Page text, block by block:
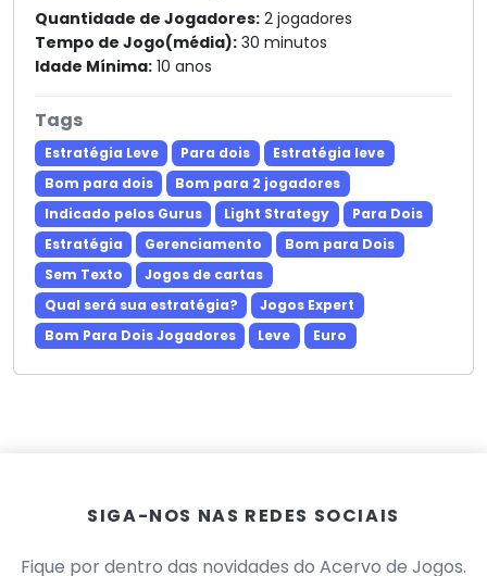
Quantidade de Jogadores: 2 jogadores
Tempo de Jogo(média): 30 minutos
Idade Mínima: 10 anos
Tags
Estratégia Leve Para dois
Estratégia leve
Bom para dois
Bom para 2 jogadores
Indicado pelos Gurus
Light Strategy
Para Dois
Estratégia
Gerenciamento
Bom para Dois
Sem Texto
Jogos de cartas
Qual será sua estratégia?
Jogos Expert
Bom Para Dois Jogadores
Leve Euro
SIGA-NOS NAS REDES SOCIAIS
Fique por dentro das novidades do Acervo de Jogos.